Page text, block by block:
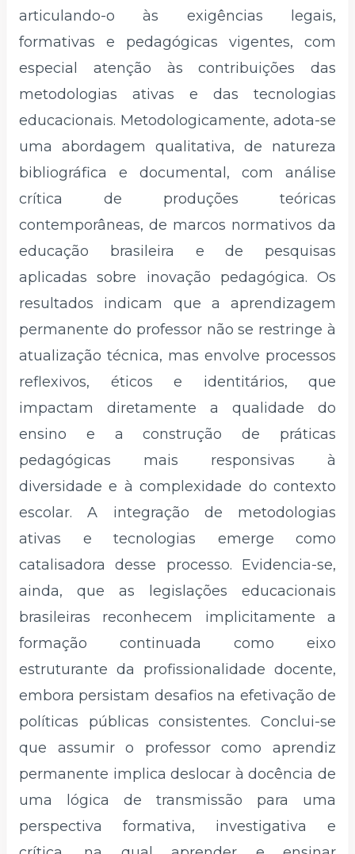
articulando-o às exigências legais,
formativas e pedagógicas vigentes, com
especial atenção às contribuições das
metodologias ativas e das tecnologias
educacionais. Metodologicamente, adota-se
uma abordagem qualitativa, de natureza
bibliográfica e documental, com análise
crítica de produções teóricas
contemporâneas, de marcos normativos da
educação brasileira e de pesquisas
aplicadas sobre inovação pedagógica. Os
resultados indicam que a aprendizagem
permanente do professor não se restringe à
atualização técnica, mas envolve processos
reflexivos, éticos e identitários, que
impactam diretamente a qualidade do
ensino e a construção de práticas
pedagógicas mais responsivas à
diversidade e à complexidade do contexto
escolar. A integração de metodologias
ativas e tecnologias emerge como
catalisadora desse processo. Evidencia-se,
ainda, que as legislações educacionais
brasileiras reconhecem implicitamente a
formação continuada como eixo
estruturante da profissionalidade docente,
embora persistam desafios na efetivação de
políticas públicas consistentes. Conclui-se
que assumir o professor como aprendiz
permanente implica deslocar à docência de
uma lógica de transmissão para uma
perspectiva formativa, investigativa e